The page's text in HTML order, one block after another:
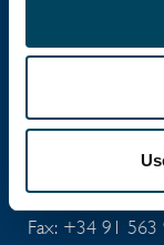
ES-28003 Madrid
+34 91 411
Fax: +34 91 563